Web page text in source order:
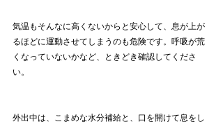
気温もそんなに高くないからと安心して、息が上が
るほどに運動させてしまうのも危険です。呼吸が荒
くなっていないかなど、ときどき確認してくださ
い。
外出中は、こまめな水分補給と、口を開けて息をし